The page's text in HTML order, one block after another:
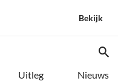
Bekijk
Uitleg Nieuws